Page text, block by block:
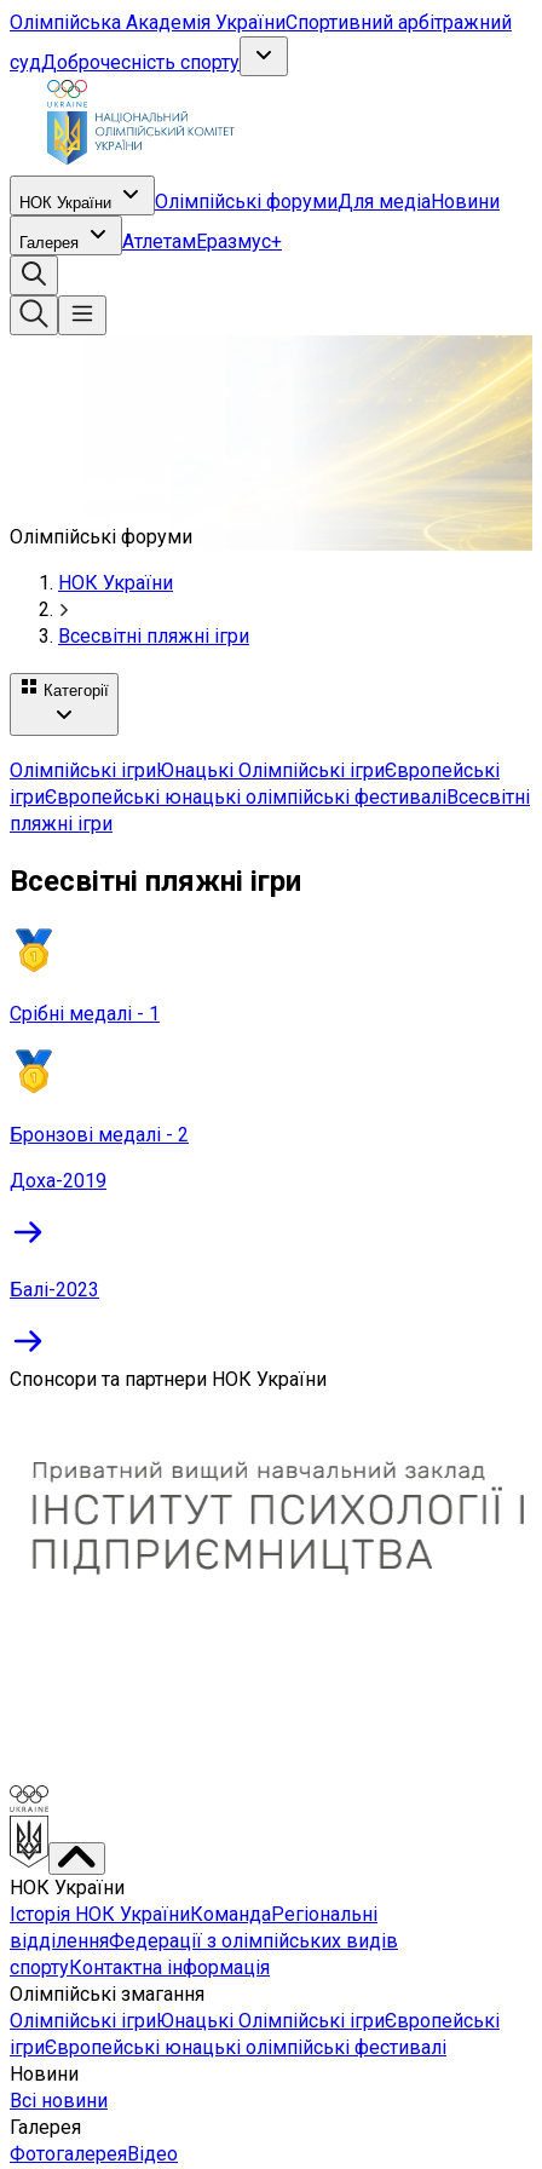
Олімпійська Академія УкраїниСпортивний арбітражний
судДоброчесність спорту
НОК України Олімпійські форумиДля медіаНовини
Галерея АтлетамЕразмус+
Олімпійські форуми
НОК України
Всесвітні пляжні ігри
Категорії
Олімпійські ігриЮнацькі Олімпійські ігриЄвропейські
ігриЄвропейські юнацькі олімпійські фестиваліВсесвітні
пляжні ігри
Всесвітні пляжні ігри
Срібні медалі - 1
Бронзові медалі - 2
Доха-2019
Балі-2023
Спонсори та партнери НОК України
НОК України
Історія НОК УкраїниКомандаРегіональні
відділенняФедерації з олімпійських видів
спортуКонтактна інформація
Олімпійські змагання
Олімпійські ігриЮнацькі Олімпійські ігриЄвропейські
ігриЄвропейські юнацькі олімпійські фестивалі
Новини
Всі новини
Галерея
ФотогалереяВідео